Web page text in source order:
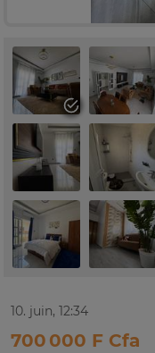
10. juin, 12:34
700 000 F Cfa